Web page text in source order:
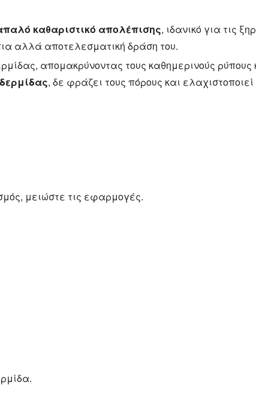
καθαριστικό απολέπισης, ιδανικό για τις
αλλά αποτελεσματική δράση του.
απομακρύνοντας τους καθημερινούς
, δε φράζει τους πόρους και
μειώστε τις εφαρμογές.